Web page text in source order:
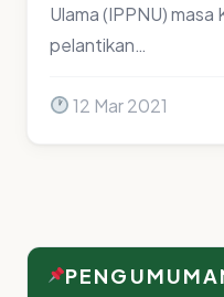
Ulama (IPPNU)
pelantikan…
12 Mar 2021